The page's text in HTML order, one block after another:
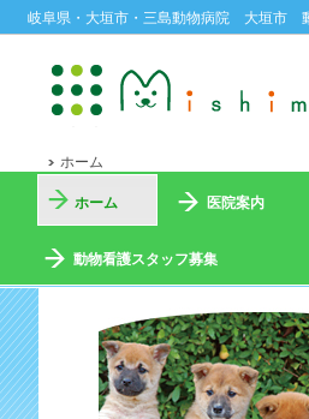
岐阜県・大垣市・三島動物病院 大垣
ホーム
ホーム 医院案内
動物看護スタッフ募集